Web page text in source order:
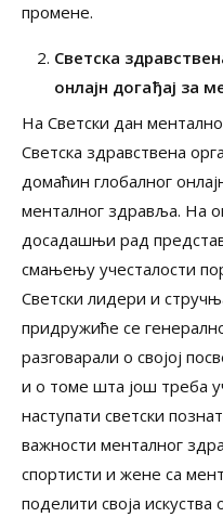
промене.
Светска
онлајн догађај за
На Светски дан
Светска здравствена
домаћин глобалног
менталног здравља. На
досадашњи рад
смањењу учесталости
Светски лидери и
придружиће се
разговарали о својој
и о томе шта још треба
наступати светски
важности менталног
спортисти и жене са
поделити своја